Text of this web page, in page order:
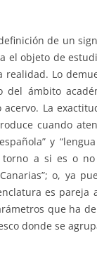
de un
el objeto de
realidad. Lo
del ámbito
La
cuando
y
a si es o
o, ya
es
que ha
donde se